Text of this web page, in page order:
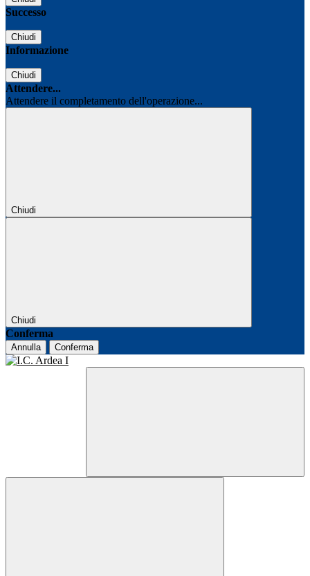
Successo
Chiudi
Informazione
Chiudi
Attendere...
Attendere il completamento dell'operazione...
Chiudi
Chiudi
Conferma
Annulla Conferma